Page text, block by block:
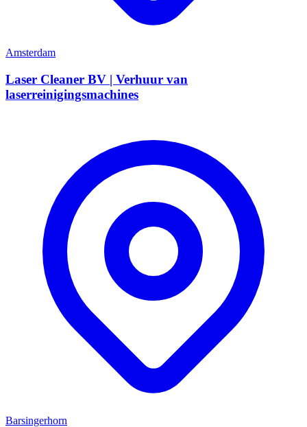
Amsterdam
Laser Cleaner BV | Verhuur van
laserreinigingsmachines
Barsingerhorn